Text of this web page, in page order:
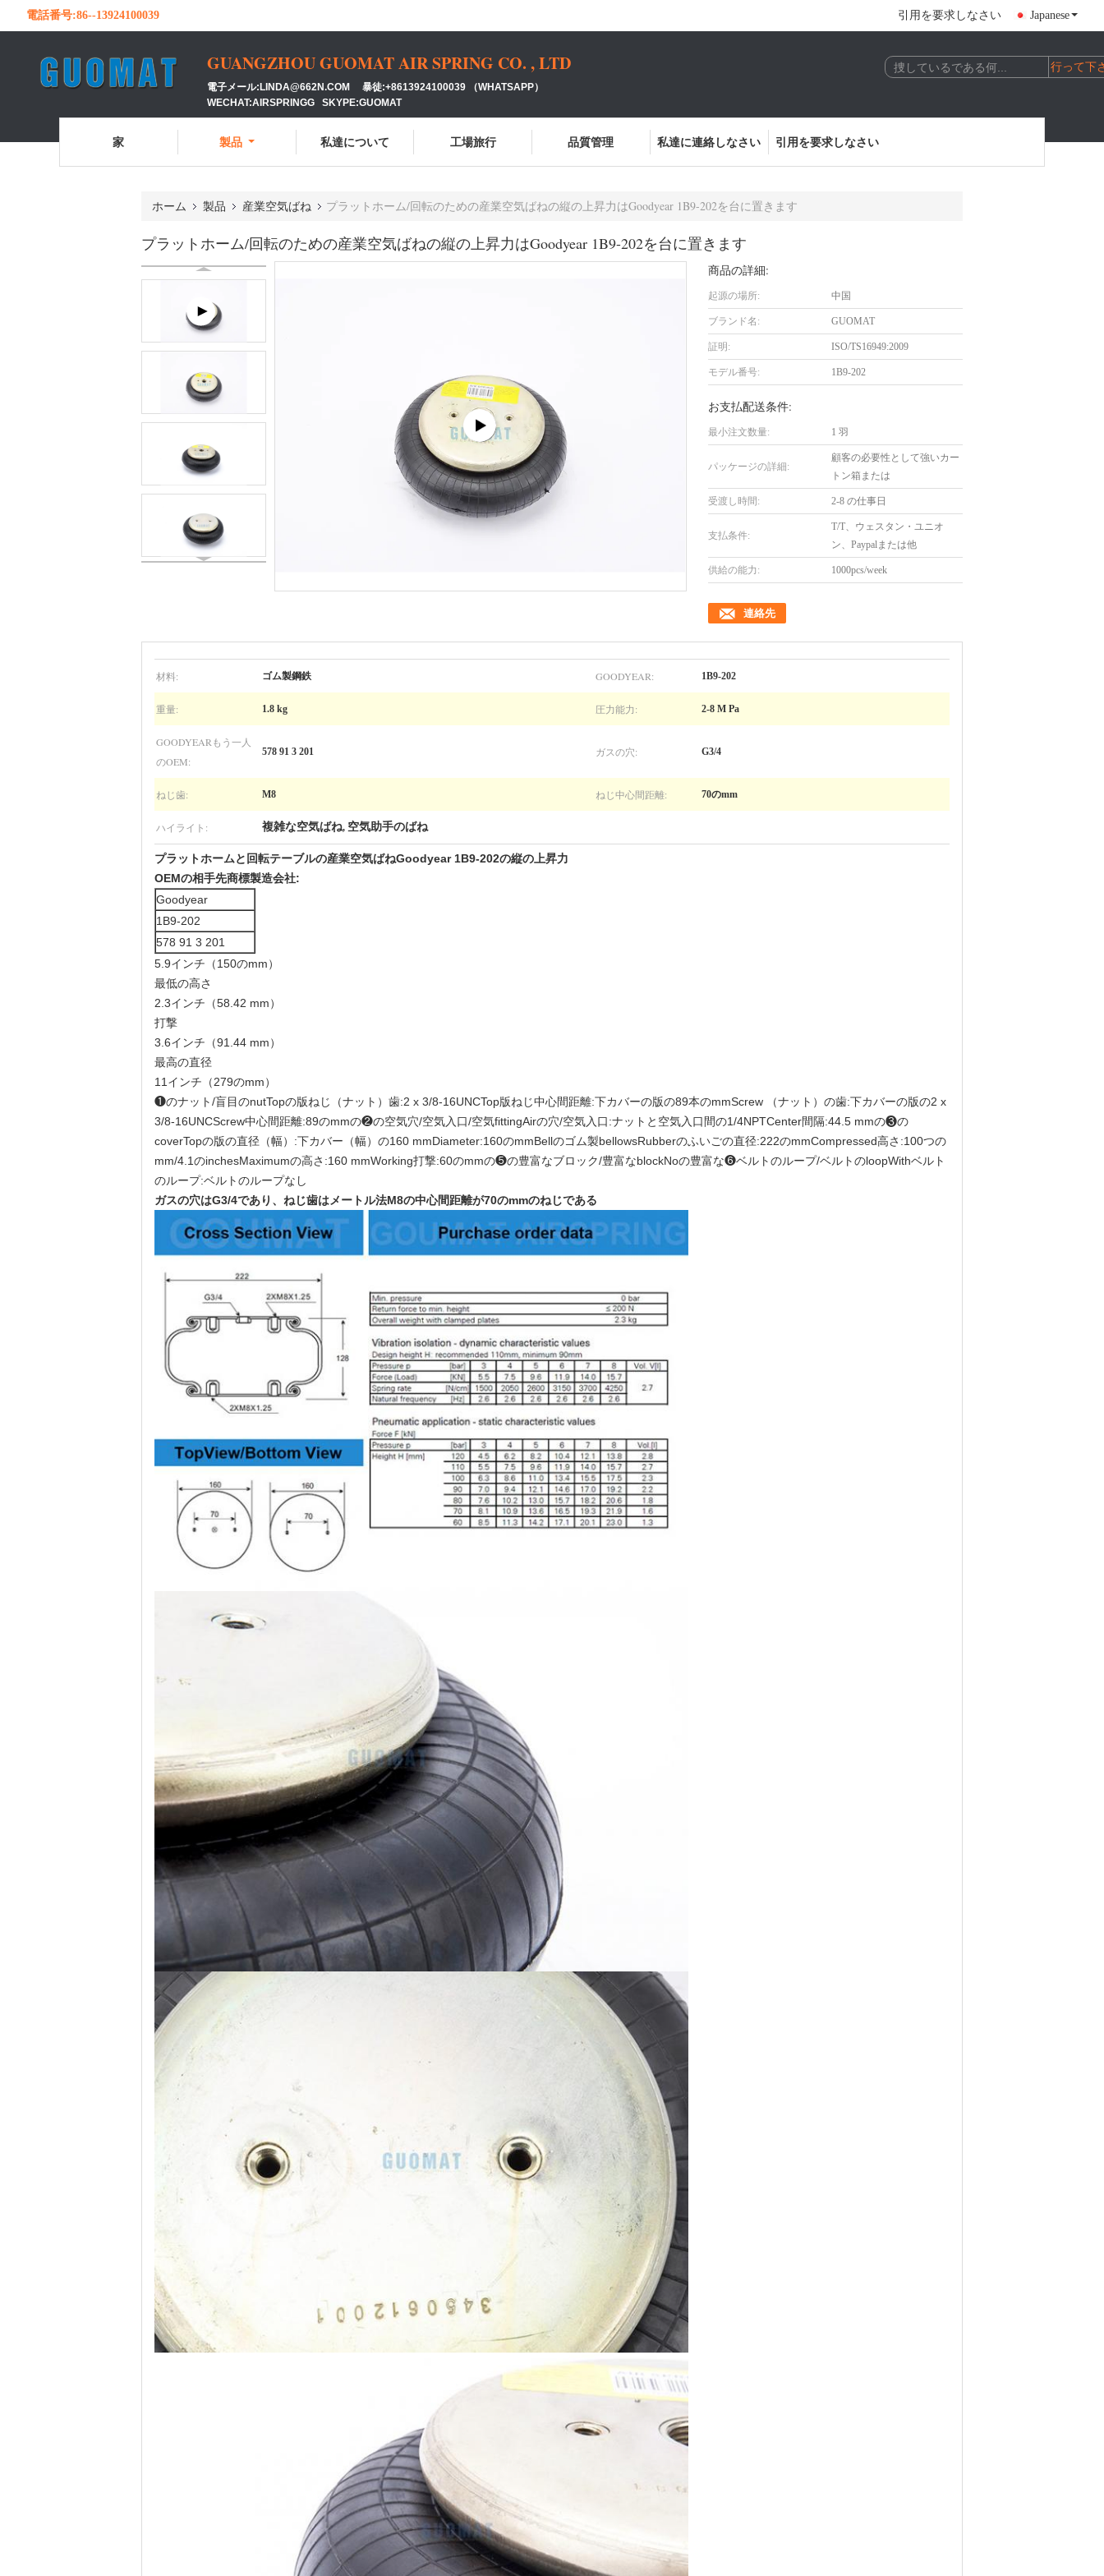
電話番号:86--13924100039 引用を要求しなさい Japanese
GUANGZHOU GUOMAT AIR SPRING CO. , LTD
電子メール:LINDA@662N.COM 暴徒:+8613924100039 （WHATSAPP）
WECHAT:AIRSPRINGG SKYPE:GUOMAT
家 製品 私達について 工場旅行 品質管理 私達に連絡しなさい 引用を要求しなさい
ホーム 製品 産業空気ばね プラットホーム/回転のための産業空気ばねの縦の上昇力はGoodyear 1B9-202を台に置きます
プラットホーム/回転のための産業空気ばねの縦の上昇力はGoodyear 1B9-202を台に置きます
商品の詳細:
起源の場所: 中国
ブランド名: GUOMAT
証明: ISO/TS16949:2009
モデル番号: 1B9-202
お支払配送条件:
最小注文数量: 1 羽
パッケージの詳細:
顧客の必要性として強いカー
トン箱または
受渡し時間: 2-8 の仕事日
支払条件:
T/T、ウェスタン・ユニオ
ン、Paypalまたは他
供給の能力: 1000pcs/week
連絡先
材料: ゴム製鋼鉄 GOODYEAR: 1B9-202
重量: 1.8 kg 圧力能力: 2-8 M Pa
GOODYEARもう一人
のOEM:
578 91 3 201 ガスの穴: G3/4
ねじ歯: M8 ねじ中心間距離: 70のmm
ハイライト: 複雑な空気ばね, 空気助手のばね
プラットホームと回転テーブルの産業空気ばねGoodyear 1B9-202の縦の上昇力
OEMの相手先商標製造会社:
Goodyear
1B9-202
578 91 3 201
5.9インチ（150のmm）
最低の高さ
2.3インチ（58.42 mm）
打撃
3.6インチ（91.44 mm）
最高の直径
11インチ（279のmm）
❶のナット/盲目のnutTopの版ねじ（ナット）歯:2 x 3/8-16UNCTop版ねじ中心間距離:下カバーの版の89本のmmScrew （ナット）の歯:下カバーの版の2 x
3/8-16UNCScrew中心間距離:89のmmの❷の空気穴/空気入口/空気fittingAirの穴/空気入口:ナットと空気入口間の1/4NPTCenter間隔:44.5 mmの❸の
coverTopの版の直径（幅）:下カバー（幅）の160 mmDiameter:160のmmBellのゴム製bellowsRubberのふいごの直径:222のmmCompressed高さ:100つの
mm/4.1のinchesMaximumの高さ:160 mmWorking打撃:60のmmの❺の豊富なブロック/豊富なblockNoの豊富な❻ベルトのループ/ベルトのloopWithベルト
のループ:ベルトのループなし
ガスの穴はG3/4であり、 ねじ歯はメートル法M8の中心間距離が70のmmのねじである